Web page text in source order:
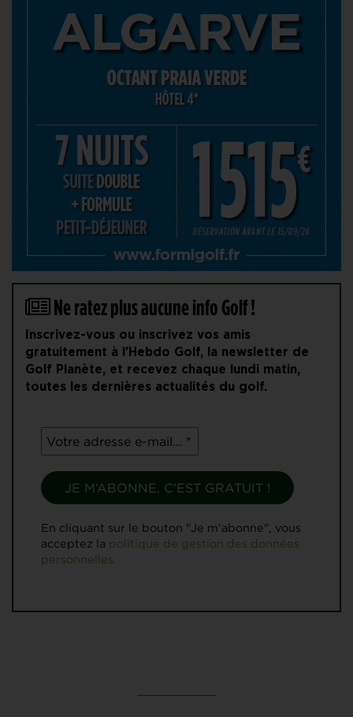
Ne ratez plus aucune info Golf !
Inscrivez-vous ou inscrivez vos amis
gratuitement à l'Hebdo Golf, la newsletter de
Golf Planète, et recevez chaque lundi matin,
toutes les dernières actualités du golf.
En cliquant sur le bouton "Je m'abonne", vous
acceptez la politique de gestion des données
personnelles.